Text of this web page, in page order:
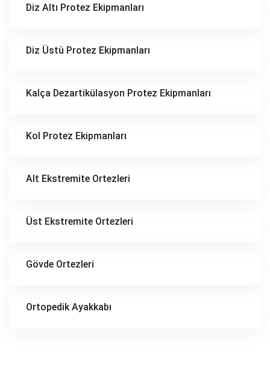
Diz Altı Protez Ekipmanları
Diz Üstü Protez Ekipmanları
Kalça Dezartikülasyon Protez Ekipmanları
Kol Protez Ekipmanları
Alt Ekstremite Ortezleri
Üst Ekstremite Ortezleri
Gövde Ortezleri
Ortopedik Ayakkabı